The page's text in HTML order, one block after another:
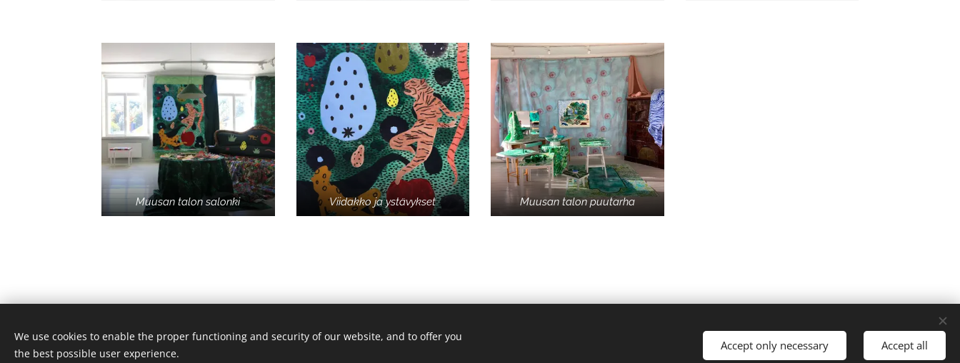
Muusan talon salonki Viidakko ja ystävykset Muusan talon puutarha
© 2025 Satu Rautiainen
.
Evästeet
Kielet
English
We use cookies to enable the proper functioning and security of our website, and to offer you
the best possible user experience.
Accept only necessary Accept all